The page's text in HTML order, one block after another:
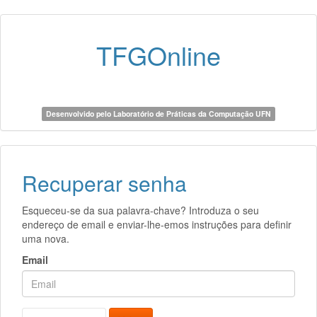
TFGOnline
Desenvolvido pelo Laboratório de Práticas da Computação UFN
Recuperar senha
Esqueceu-se da sua palavra-chave? Introduza o seu
endereço de email e enviar-lhe-emos instruções para definir
uma nova.
Email